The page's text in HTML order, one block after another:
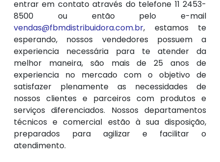
entrar em contato através do telefone 11 2453-
8500 ou então pelo e-mail
vendas@fbmdistribuidora.com.br, estamos te
esperando, nossos vendedores possuem a
experiencia necessária para te atender da
melhor maneira, são mais de 25 anos de
experiencia no mercado com o objetivo de
satisfazer plenamente as necessidades de
nossos clientes e parceiros com produtos e
serviços diferenciados. Nossos departamentos
técnicos e comercial estão à sua disposição,
preparados para agilizar e facilitar o
atendimento.